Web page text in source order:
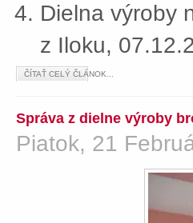
Dielna výroby
z Iloku,
ČÍTAŤ CELÝ ČLÁNOK...
Správa z dielne výroby
Piatok, 21